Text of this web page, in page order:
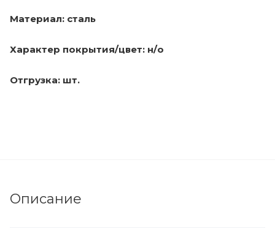
Материал: сталь
Характер покрытия/цвет: н/о
Отгрузка: шт.
Описание